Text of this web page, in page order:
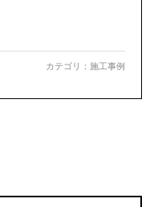
カテゴリ： 施工事例